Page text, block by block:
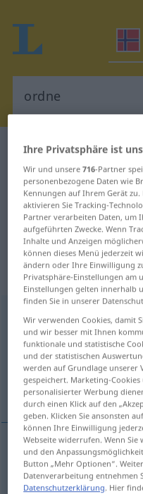
Norwegisch-
Norwegisch-
für "ordne"
"ordne"
„ordne“
ordne
Übersicht aller
(Für mehr Details die
ordnen, regeln
ordnen,regeln ordne
Ihre Privatsphäre ist
Wir und unsere716-Partner
personenbezogene Daten wie
Kennungen auf Ihrem Gerät
aktivieren Sie Tracking-
Partner verarbeiten Daten, um
aufgeführten Zwecke. Wenn
Inhalte und Anzeigen
können dieses Menü jederzeit
ändern oder Ihre Einwilligung
Privatsphäre-Einstellungen am
Einstellungen gelten innerhalb
finden Sie in unserer
Wir verwenden Cookies, damit
und wir besser mit Ihnen
funktionale und statistische
und der statistischen
werden auf Grundlage unserer
gespeichert. Marketing-
personalisierter Werbung
durch einen Klick auf den
geben. Klicken Sie ansonsten
können Ihre Einwilligung
Webseite widerrufen. Wenn
und den
Button „Mehr Optionen“.
Datenverarbeitung entnehmen
Datenschutzerklärung. Hier